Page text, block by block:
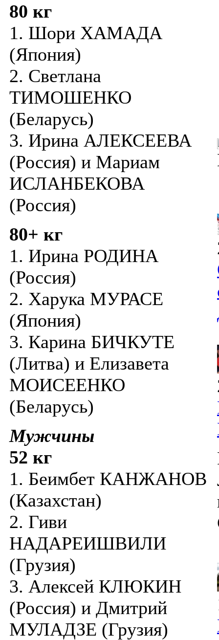
80 кг
1. Шори ХАМАДА
(Япония)
2. Светлана
ТИМОШЕНКО
(Беларусь)
3. Ирина АЛЕКСЕЕВА
(Россия) и Мариам
ИСЛАНБЕКОВА
(Россия)
80+ кг
1. Ирина РОДИНА
(Россия)
2. Харука МУРАСЕ
(Япония)
3. Карина БИЧКУТЕ
(Литва) и Елизавета
МОИСЕЕНКО
(Беларусь)
Мужчины
52 кг
1. Беимбет КАНЖАНОВ
(Казахстан)
2. Гиви
НАДАРЕИШВИЛИ
(Грузия)
3. Алексей КЛЮКИН
(Россия) и Дмитрий
МУЛАДЗЕ (Грузия)